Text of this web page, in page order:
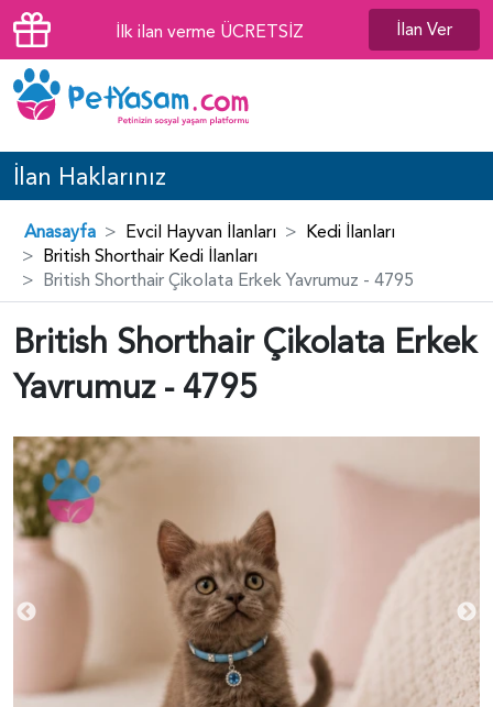
İlk ilan verme ÜCRETSİZ İlan Ver
İlan Haklarınız
Anasayfa Evcil Hayvan İlanları
Kedi İlanları
British Shorthair Kedi İlanları
British Shorthair Çikolata Erkek Yavrumuz - 4795
British Shorthair Çikolata Erkek
Yavrumuz - 4795